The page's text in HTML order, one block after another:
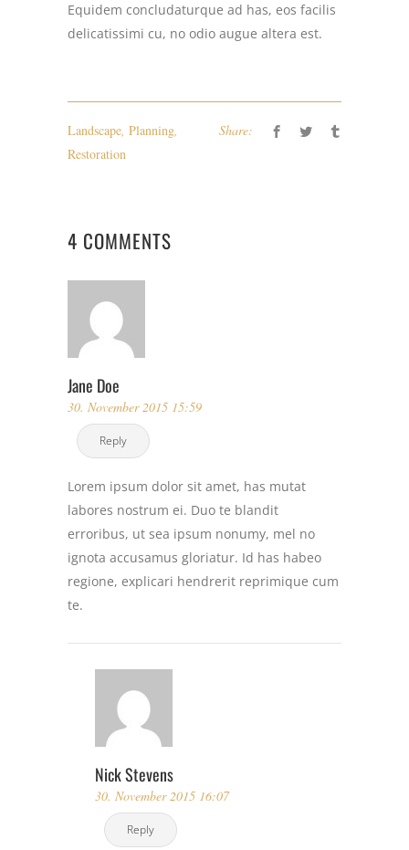
Equidem concludaturque ad has, eos facilis
delicatissimi cu, no odio augue altera est.
Landscape, Planning,
Restoration
Share:
4 COMMENTS
Jane Doe
30. November 2015 15:59
Reply
Lorem ipsum dolor sit amet, has mutat
labores nostrum ei. Duo te blandit
erroribus, ut sea ipsum nonumy, mel no
ignota accusamus gloriatur. Id has habeo
regione, explicari hendrerit reprimique cum
te.
Nick Stevens
30. November 2015 16:07
Reply